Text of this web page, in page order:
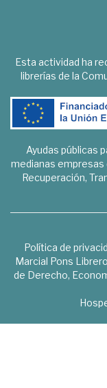
Esta actividad ha
librerías de la
Ayudas públicas
medianas empresas
Recuperación,
Política de
Marcial Pons
de Derecho,